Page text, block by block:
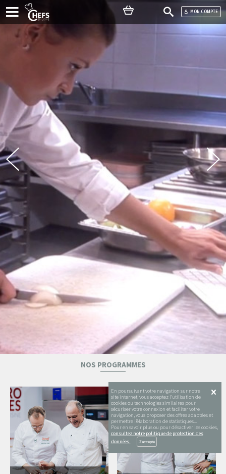
En poursuivant votre navigation sur notre
site internet, vous acceptez l’utilisation de
cookies ou technologies similaires pour
sécuriser votre connexion et faciliter votre
navigation, vous proposer des offres adaptées et
permettre l’élaboration de statistiques...
Pour en savoir plus ou pour désactiver les cookies,
consultez notre politique de protection des
données.
MON COMPTE
NOS PROGRAMMES